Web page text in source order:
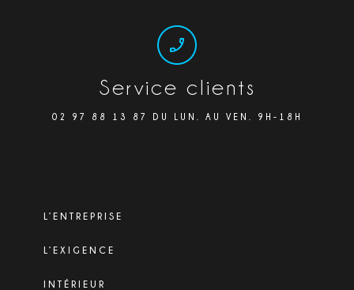
Service clients
02 97 88 13 87 DU LUN. AU VEN. 9H-18H
L’ENTREPRISE
L’EXIGENCE
INTÉRIEUR